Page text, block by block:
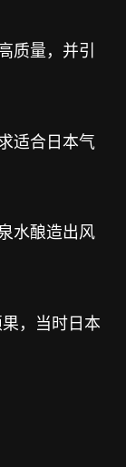
质量，并引
适合日本气
水酿造出风
，当时日本